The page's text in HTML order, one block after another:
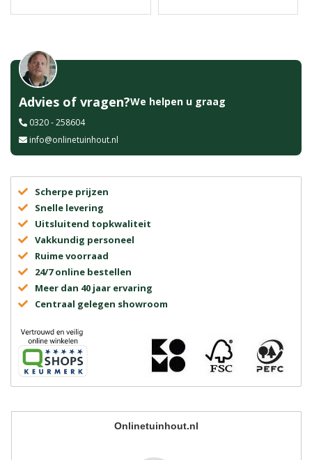
Advies of vragen?We helpen u graag
0320 - 258604
info@onlinetuinhout.nl
Scherpe prijzen
Snelle levering
Uitsluitend topkwaliteit
Vakkundig personeel
Ruime voorraad
24/7 online bestellen
Meer dan 40 jaar ervaring
Centraal gelegen showroom
Onlinetuinhout.nl